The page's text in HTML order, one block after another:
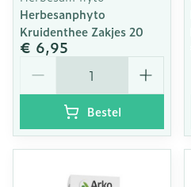
Herbesanphyto
Kruidenthee Zakjes 20
€ 6,95
Bestel